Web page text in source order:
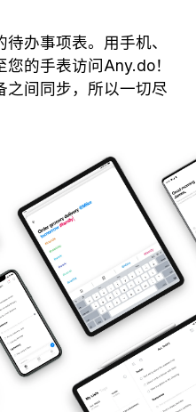
办事项表。用手机、
的手表访问Any.do！
之间同步，所以一切尽